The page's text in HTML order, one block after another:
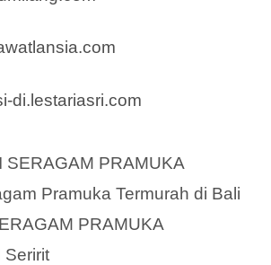
di.lestariasri.com
SERAGAM PRAMUKA
Pramuka Termurah di Bali
PRAMUKA
Seririt